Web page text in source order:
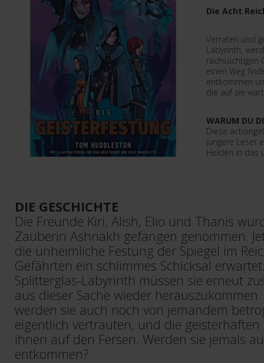
Die Acht
Verraten und
Labyrinth,
rachsüchtigen
einen Weg
entkommen
die auf sie
WARUM DU
Diese
jüngere Leser
Helden in das
DIE GESCHICHTE
Die Freunde Kiri, Alish, Elio und Thanis
Zauberin Ashnakh gefangen genommen.
die unheimliche Festung der Spiegel im
Gefährten ein schlimmes Schicksal
Splitterglas-Labyrinth müssen sie erneut
aus dieser Sache wieder
werden sie auch noch von jemandem
eigentlich vertrauten, und die
ihnen auf den Fersen. Werden sie jemals
entkommen?